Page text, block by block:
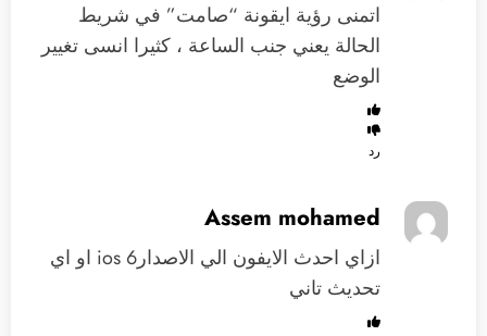
اتمنى رؤية ايقونة “صامت” في شريط
الحالة يعني جنب الساعة ، كثيرا انسى تغيير
الوضع
رد
Assem mohamed
ازاي احدث الايفون الي الاصدارios 6 او اي
تحديث تاني